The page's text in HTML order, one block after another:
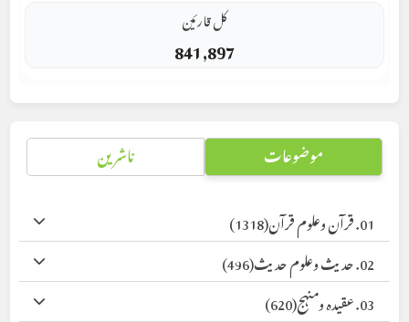
کل قارئین
841,897
موضوعات ناشرین
01. قرآن وعلوم قرآن
(1318)
02. حدیث وعلوم حدیث
(496)
03. عقیدہ ومنہج
(620)